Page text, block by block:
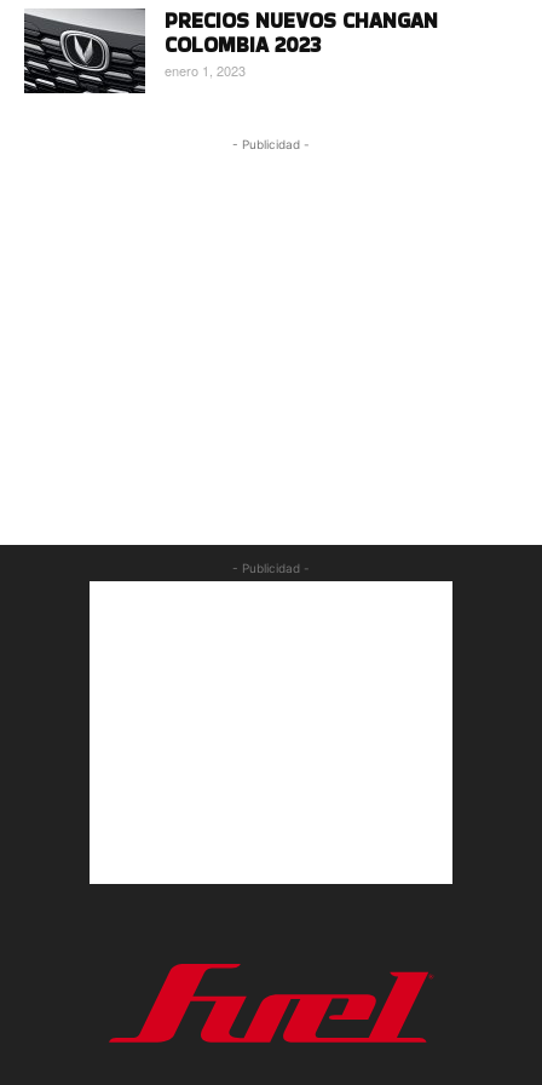
PRECIOS NUEVOS CHANGAN
COLOMBIA 2023
enero 1, 2023
- Publicidad -
- Publicidad -